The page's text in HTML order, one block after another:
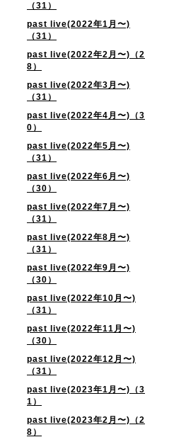
（31）
past live(2022年1月〜)
（31）
past live(2022年2月〜)（2
8）
past live(2022年3月〜)
（31）
past live(2022年4月〜)（3
0）
past live(2022年5月〜)
（31）
past live(2022年6月〜)
（30）
past live(2022年7月〜)
（31）
past live(2022年8月〜)
（31）
past live(2022年9月〜)
（30）
past live(2022年10月〜)
（31）
past live(2022年11月〜)
（30）
past live(2022年12月〜)
（31）
past live(2023年1月〜)（3
1）
past live(2023年2月〜)（2
8）